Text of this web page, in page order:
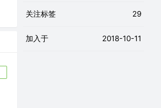
关注标签 29
加入于 2018-10-11